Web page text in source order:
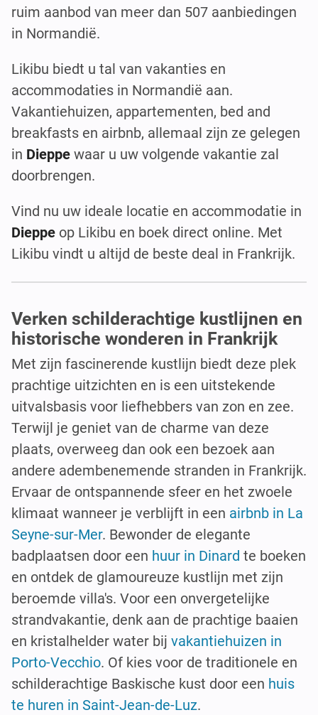
ruim aanbod van meer dan 507 aanbiedingen
in Normandië.
Likibu biedt u tal van vakanties en
accommodaties in Normandië aan.
Vakantiehuizen, appartementen, bed and
breakfasts en airbnb, allemaal zijn ze gelegen
in Dieppe waar u uw volgende vakantie zal
doorbrengen.
Vind nu uw ideale locatie en accommodatie in
Dieppe op Likibu en boek direct online. Met
Likibu vindt u altijd de beste deal in Frankrijk.
Verken schilderachtige kustlijnen en
historische wonderen in Frankrijk
Met zijn fascinerende kustlijn biedt deze plek
prachtige uitzichten en is een uitstekende
uitvalsbasis voor liefhebbers van zon en zee.
Terwijl je geniet van de charme van deze
plaats, overweeg dan ook een bezoek aan
andere adembenemende stranden in Frankrijk.
Ervaar de ontspannende sfeer en het zwoele
klimaat wanneer je verblijft in een airbnb in La
Seyne-sur-Mer. Bewonder de elegante
badplaatsen door een huur in Dinard te boeken
en ontdek de glamoureuze kustlijn met zijn
beroemde villa's. Voor een onvergetelijke
strandvakantie, denk aan de prachtige baaien
en kristalhelder water bij vakantiehuizen in
Porto-Vecchio. Of kies voor de traditionele en
schilderachtige Baskische kust door een huis
te huren in Saint-Jean-de-Luz.